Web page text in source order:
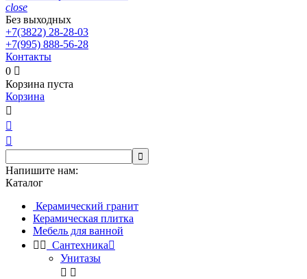
close
Без выходных
+7(3822) 28-28-03
+7(995) 888-56-28
Контакты
0 
Корзина пуста
Корзина




Напишите нам:
Каталог
Керамический гранит
Керамическая плитка
Мебель для ванной
  Сантехника
Унитазы
 